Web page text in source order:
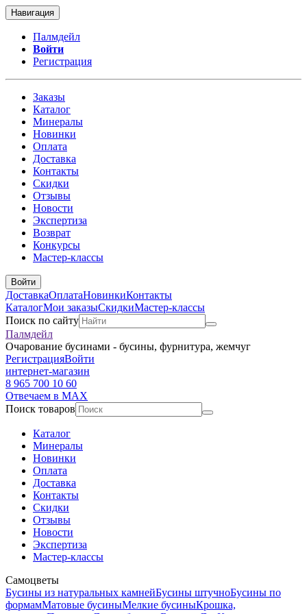
Навигация
Палмдейл
Войти
Регистрация
Заказы
Каталог
Минералы
Новинки
Оплата
Доставка
Контакты
Скидки
Отзывы
Новости
Экспертиза
Возврат
Конкурсы
Мастер-классы
Войти
ДоставкаОплатаНовинкиКонтакты
КаталогМои заказыСкидкиМастер-классы
Поиск по сайту
Палмдейл
Очарование бусинами - бусины, фурнитура, жемчуг
РегистрацияВойти
интернет-магазин
8 965 700 10 60
Отвечаем в MAX
Поиск товаров
Каталог
Минералы
Новинки
Оплата
Доставка
Контакты
Скидки
Отзывы
Новости
Экспертиза
Мастер-классы
Самоцветы
Бусины из натуральных камнейБусины штучноБусины по
формамМатовые бусиныМелкие бусиныКрошка,